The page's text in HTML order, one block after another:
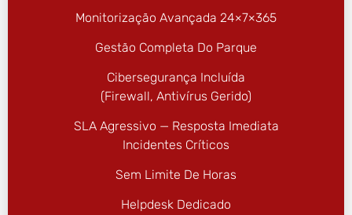
Monitorização Avançada 24×7×365
Gestão Completa Do Parque
Cibersegurança Incluída
(firewall, Antivírus Gerido)
SLA Agressivo — Resposta Imediata
Incidentes Críticos
Sem Limite De Horas
Helpdesk Dedicado